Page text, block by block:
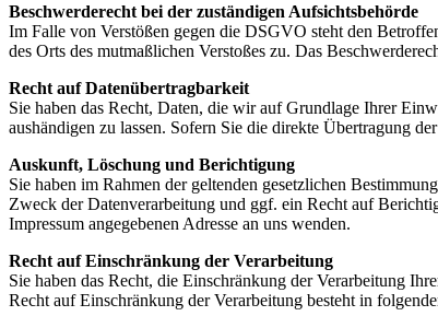
Beschwerderecht bei der zuständigen Aufsichtsbehörde
Im Falle von Verstößen gegen die DSGVO steht den
des Orts des mutmaßlichen Verstoßes zu. Das
Recht auf Datenübertragbarkeit
Sie haben das Recht, Daten, die wir auf Grundlage Ihrer
aushändigen zu lassen. Sofern Sie die direkte Übertragung
Auskunft, Löschung und Berichtigung
Sie haben im Rahmen der geltenden gesetzlichen
Zweck der Datenverarbeitung und ggf. ein Recht auf
Impressum angegebenen Adresse an uns wenden.
Recht auf Einschränkung der Verarbeitung
Sie haben das Recht, die Einschränkung der Verarbeitung
Recht auf Einschränkung der Verarbeitung besteht in